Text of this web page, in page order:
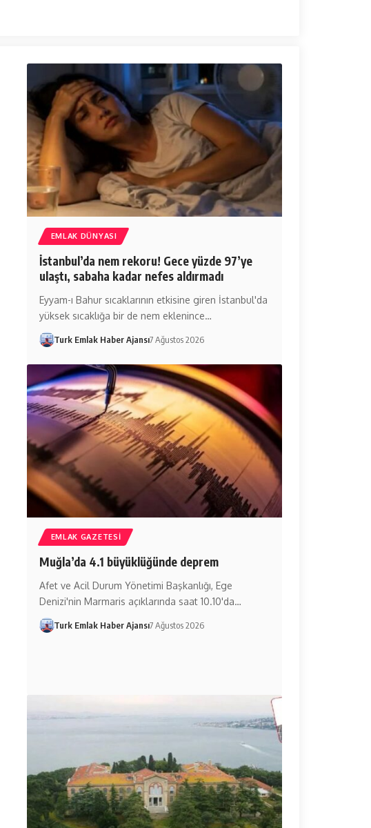
EMLAK DÜNYASI
İstanbul’da nem rekoru! Gece yüzde 97’ye
ulaştı, sabaha kadar nefes aldırmadı
Eyyam-ı Bahur sıcaklarının etkisine giren İstanbul'da
yüksek sıcaklığa bir de nem eklenince…
Turk Emlak Haber Ajansı7 Ağustos 2026
EMLAK GAZETESI
Muğla’da 4.1 büyüklüğünde deprem
Afet ve Acil Durum Yönetimi Başkanlığı, Ege
Denizi'nin Marmaris açıklarında saat 10.10'da…
Turk Emlak Haber Ajansı7 Ağustos 2026